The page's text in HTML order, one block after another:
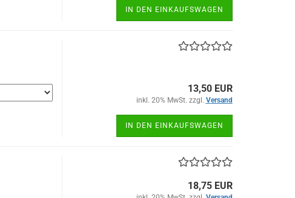
IN DEN EINKAUFSWAGEN
13,50 EUR
inkl. 20% MwSt. zzgl. Versand
IN DEN EINKAUFSWAGEN
18,75 EUR